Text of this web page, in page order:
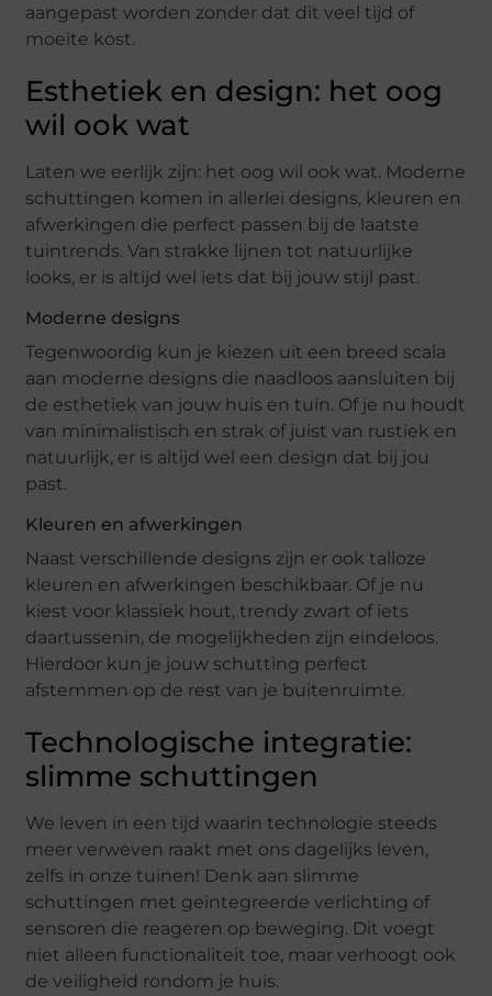
aangepast worden zonder dat dit veel tijd of
moeite kost.
Esthetiek en design: het oog
wil ook wat
Laten we eerlijk zijn: het oog wil ook wat. Moderne
schuttingen komen in allerlei designs, kleuren en
afwerkingen die perfect passen bij de laatste
tuintrends. Van strakke lijnen tot natuurlijke
looks, er is altijd wel iets dat bij jouw stijl past.
Moderne designs
Tegenwoordig kun je kiezen uit een breed scala
aan moderne designs die naadloos aansluiten bij
de esthetiek van jouw huis en tuin. Of je nu houdt
van minimalistisch en strak of juist van rustiek en
natuurlijk, er is altijd wel een design dat bij jou
past.
Kleuren en afwerkingen
Naast verschillende designs zijn er ook talloze
kleuren en afwerkingen beschikbaar. Of je nu
kiest voor klassiek hout, trendy zwart of iets
daartussenin, de mogelijkheden zijn eindeloos.
Hierdoor kun je jouw schutting perfect
afstemmen op de rest van je buitenruimte.
Technologische integratie:
slimme schuttingen
We leven in een tijd waarin technologie steeds
meer verweven raakt met ons dagelijks leven,
zelfs in onze tuinen! Denk aan slimme
schuttingen met geïntegreerde verlichting of
sensoren die reageren op beweging. Dit voegt
niet alleen functionaliteit toe, maar verhoogt ook
de veiligheid rondom je huis.